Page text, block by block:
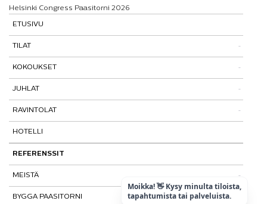
Helsinki Congress Paasitorni 2026
ETUSIVU
TILAT
Tutustu tiloihimme
Tilat ja tarinat
Paasitorni-testi
KOKOUKSET
Kokouspaketit
Lisäpalvelut
JUHLAT
Pikkujoulut
RAVINTOLAT
Paasiravintola
Muut ravintolat
HOTELLI
REFERENSSIT
MEISTÄ
Kohtaamispaikka
BYGGA PAASITORNI
Moikka! 👋 Kysy minulta tiloista,
tapahtumista tai palveluista.